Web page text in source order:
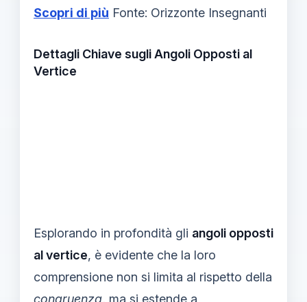
Scopri di più Fonte: Orizzonte Insegnanti
Dettagli Chiave sugli Angoli Opposti al
Vertice
Esplorando in profondità gli angoli opposti
al vertice, è evidente che la loro
comprensione non si limita al rispetto della
congruenza, ma si estende a